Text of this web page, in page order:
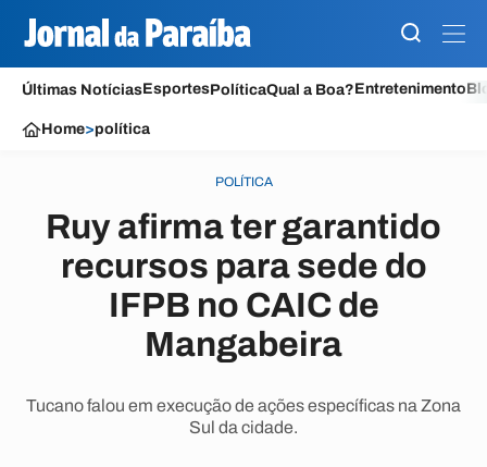
Últimas NotíciasEsportesPolíticaQual a Boa?Entretenimento
Home>política
POLÍTICA
Ruy afirma ter garantido
recursos para sede do
IFPB no CAIC de
Mangabeira
Tucano falou em execução de ações específicas na Zona
Sul da cidade.